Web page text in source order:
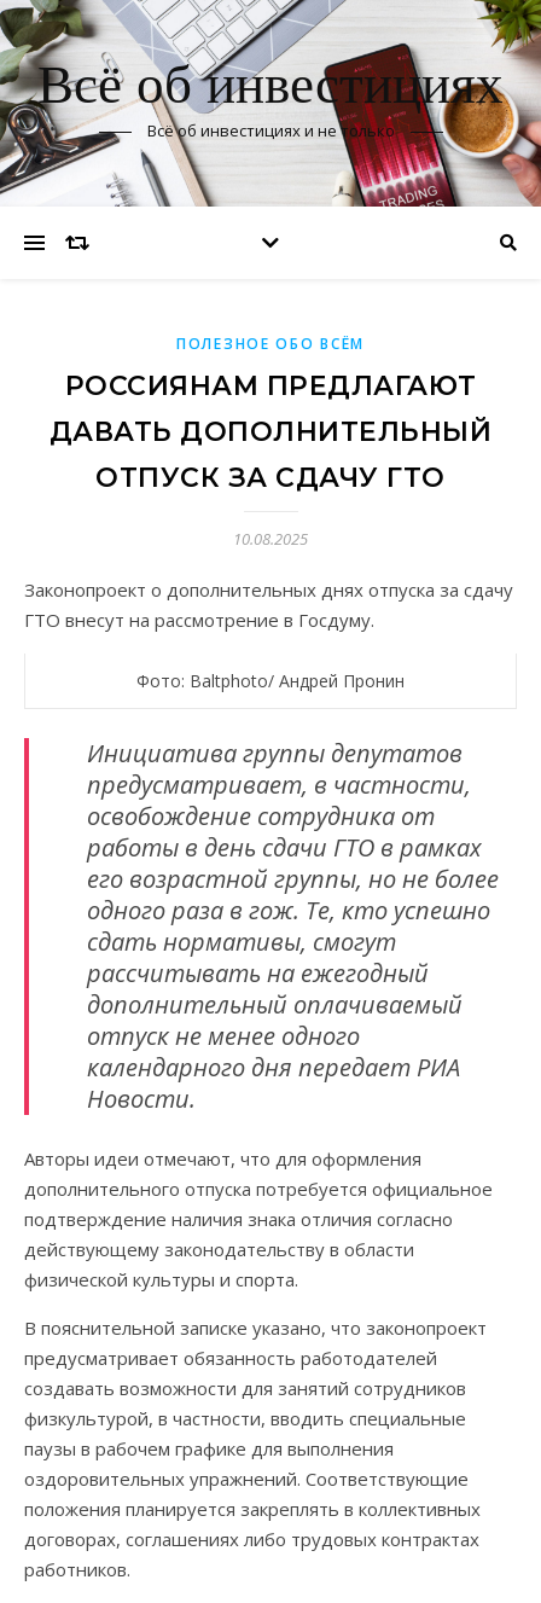
Всё об инвестициях
Всё об инвестициях и не только
ПОЛЕЗНОЕ ОБО ВСЁМ
РОССИЯНАМ ПРЕДЛАГАЮТ
ДАВАТЬ ДОПОЛНИТЕЛЬНЫЙ
ОТПУСК ЗА СДАЧУ ГТО
10.08.2025
Законопроект о дополнительных днях отпуска за сдачу
ГТО внесут на рассмотрение в Госдуму.
Фото: Baltphoto/ Андрей Пронин
Инициатива группы депутатов
предусматривает, в частности,
освобождение сотрудника от
работы в день сдачи ГТО в рамках
его возрастной группы, но не более
одного раза в гож. Те, кто успешно
сдать нормативы, смогут
рассчитывать на ежегодный
дополнительный оплачиваемый
отпуск не менее одного
календарного дня передает РИА
Новости.
Авторы идеи отмечают, что для оформления
дополнительного отпуска потребуется официальное
подтверждение наличия знака отличия согласно
действующему законодательству в области
физической культуры и спорта.
В пояснительной записке указано, что законопроект
предусматривает обязанность работодателей
создавать возможности для занятий сотрудников
физкультурой, в частности, вводить специальные
паузы в рабочем графике для выполнения
оздоровительных упражнений. Соответствующие
положения планируется закреплять в коллективных
договорах, соглашениях либо трудовых контрактах
работников.